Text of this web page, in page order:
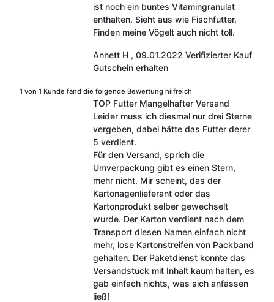
ist noch ein buntes Vitamingranulat
enthalten. Sieht aus wie Fischfutter.
Finden meine Vögelt auch nicht toll.
Annett H , 09.01.2022 Verifizierter Kauf
Gutschein erhalten
1 von 1 Kunde fand die folgende Bewertung hilfreich
TOP Futter Mangelhafter Versand
Leider muss ich diesmal nur drei Sterne
vergeben, dabei hätte das Futter derer
5 verdient.
Für den Versand, sprich die
Umverpackung gibt es einen Stern,
mehr nicht. Mir scheint, das der
Kartonagenlieferant oder das
Kartonprodukt selber gewechselt
wurde. Der Karton verdient nach dem
Transport diesen Namen einfach nicht
mehr, lose Kartonstreifen von Packband
gehalten. Der Paketdienst konnte das
Versandstück mit Inhalt kaum halten, es
gab einfach nichts, was sich anfassen
ließ!